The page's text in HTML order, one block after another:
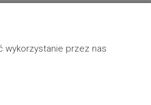
wykorzystanie przez nas